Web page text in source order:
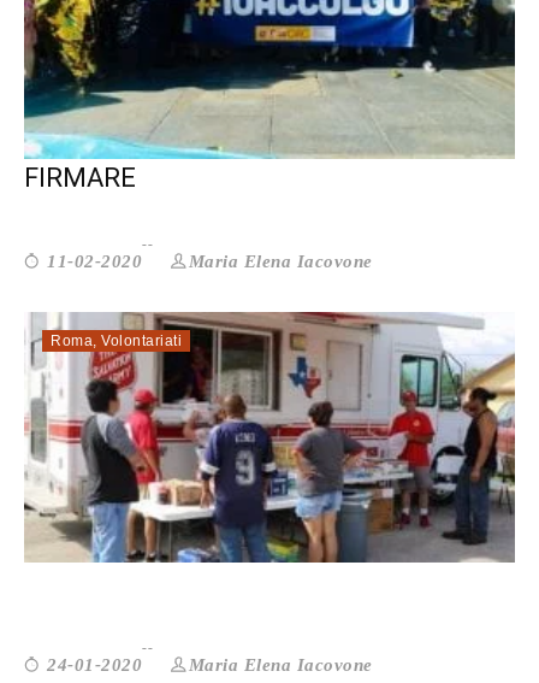
CAMPAGNA #IOACCOLGO: È ORA DI
FIRMARE
11-02-2020 Maria Elena Iacovone
Roma, Volontariati
L’ESERCITO DELLA SALVEZZA HA UN...
24-01-2020 Maria Elena Iacovone